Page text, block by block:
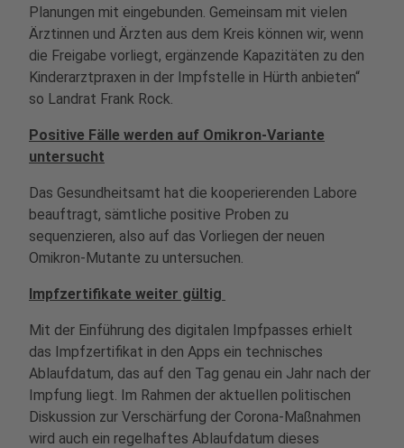
Planungen mit eingebunden. Gemeinsam mit vielen
Ärztinnen und Ärzten aus dem Kreis können wir, wenn
die Freigabe vorliegt, ergänzende Kapazitäten zu den
Kinderarztpraxen in der Impfstelle in Hürth anbieten“
so Landrat Frank Rock.
Positive Fälle werden auf Omikron-Variante
untersucht
Das Gesundheitsamt hat die kooperierenden Labore
beauftragt, sämtliche positive Proben zu
sequenzieren, also auf das Vorliegen der neuen
Omikron-Mutante zu untersuchen.
Impfzertifikate weiter gültig
Mit der Einführung des digitalen Impfpasses erhielt
das Impfzertifikat in den Apps ein technisches
Ablaufdatum, das auf den Tag genau ein Jahr nach der
Impfung liegt. Im Rahmen der aktuellen politischen
Diskussion zur Verschärfung der Corona-Maßnahmen
wird auch ein regelhaftes Ablaufdatum dieses